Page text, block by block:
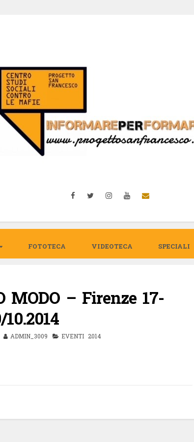
FacebookTwitterInstagramYouTubeEmail
FOTOTECA VIDEOTECA SPECIALI
MODO – Firenze 17-
10.2014
ADMIN_3009 EVENTI 2014